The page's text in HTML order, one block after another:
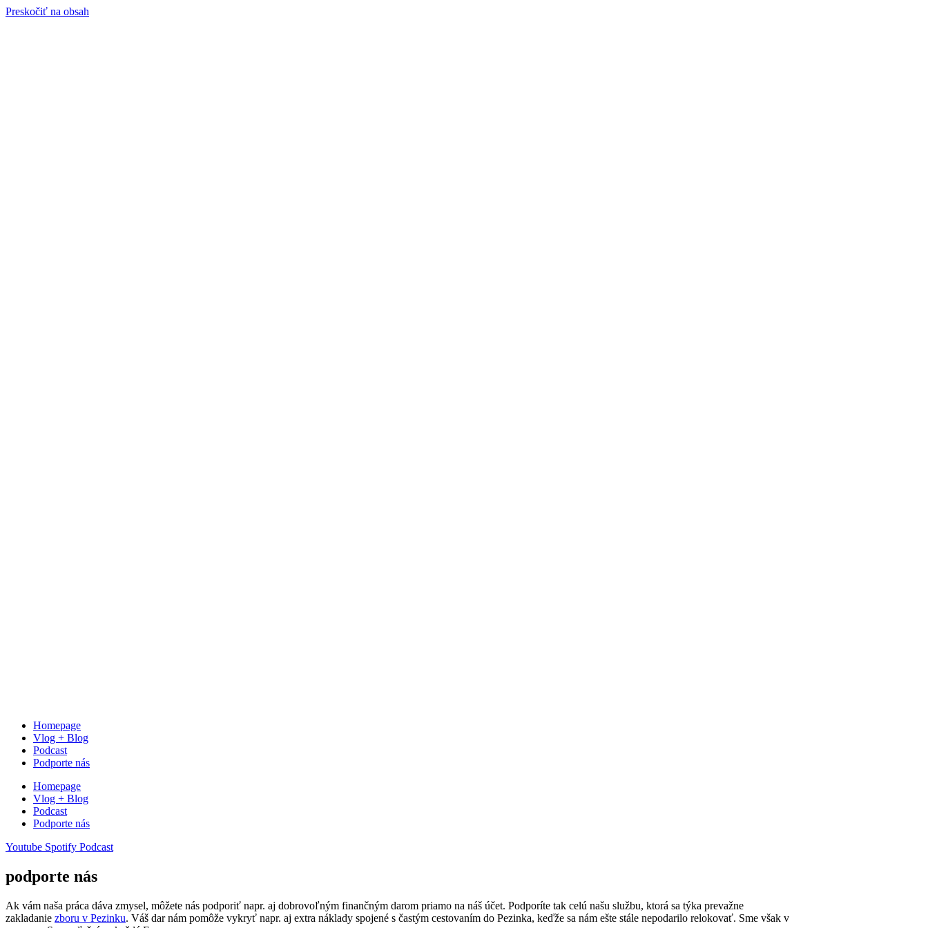
Preskočiť na obsah
Homepage
Vlog + Blog
Podcast
Podporte nás
Homepage
Vlog + Blog
Podcast
Podporte nás
Youtube Spotify Podcast
podporte nás
Ak vám naša práca dáva zmysel, môžete nás podporiť napr. aj dobrovoľným finančným darom priamo na náš účet. Podporíte tak celú našu službu, ktorá sa týka prevažne
zakladanie zboru v Pezinku. Váš dar nám pomôže vykryť napr. aj extra náklady spojené s častým cestovaním do Pezinka, keďže sa nám ešte stále nepodarilo relokovať. Sme však v